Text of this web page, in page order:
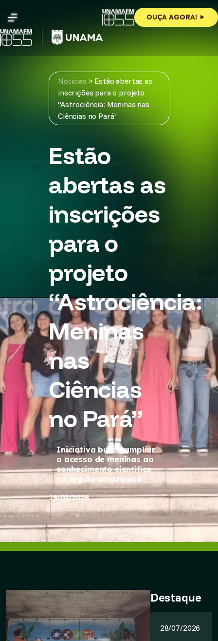
content
OUÇA AGORA!
Notícias > Estão abertas as
inscrições para o projeto
“Astrociência: Meninas nas
Ciências no Pará”
Estão
abertas as
inscrições
para o
projeto
“Astrociência:
Meninas
nas
Ciências
no Pará”
Iniciativa busca ampliar
o acesso de meninas ao
conhecimento científico
na região amazônica
19/02/2026
Destaque
28/07/2026